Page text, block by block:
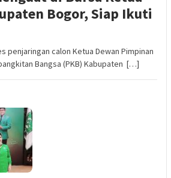
Bogor, Siap Ikuti
penjaringan calon Ketua Dewan Pimpinan
Bangsa (PKB) Kabupaten […]